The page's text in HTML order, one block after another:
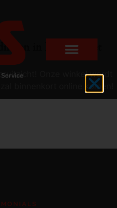
in het verschiet
Onze winkel wordt
binnenkort online komen!